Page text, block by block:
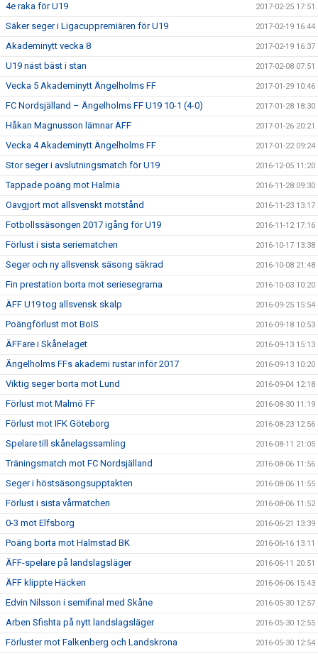
4e raka för U19 2017-02-25 17:51
Säker seger i Ligacuppremiären för U19 2017-02-19 16:44
Akademinytt vecka 8 2017-02-19 16:37
U19 näst bäst i stan 2017-02-08 07:51
Vecka 5 Akademinytt Ängelholms FF 2017-01-29 10:46
FC Nordsjälland – Ängelholms FF U19 10-1 (4-0) 2017-01-28 18:30
Håkan Magnusson lämnar ÄFF 2017-01-26 20:21
Vecka 4 Akademinytt Ängelholms FF 2017-01-22 09:24
Stor seger i avslutningsmatch för U19 2016-12-05 11:20
Tappade poäng mot Halmia 2016-11-28 09:30
Oavgjort mot allsvenskt motstånd 2016-11-23 13:17
Fotbollssäsongen 2017 igång för U19 2016-11-12 17:16
Förlust i sista seriematchen 2016-10-17 13:38
Seger och ny allsvensk säsong säkrad 2016-10-08 21:48
Fin prestation borta mot seriesegrarna 2016-10-03 10:20
ÄFF U19 tog allsvensk skalp 2016-09-25 15:54
Poängförlust mot BoIS 2016-09-18 10:53
ÄFFare i Skånelaget 2016-09-13 15:13
Ängelholms FFs akademi rustar inför 2017 2016-09-13 10:20
Viktig seger borta mot Lund 2016-09-04 12:18
Förlust mot Malmö FF 2016-08-30 11:19
Förlust mot IFK Göteborg 2016-08-23 12:56
Spelare till skånelagssamling 2016-08-11 21:05
Träningsmatch mot FC Nordsjälland 2016-08-06 11:56
Seger i höstsäsongsupptakten 2016-08-06 11:55
Förlust i sista vårmatchen 2016-08-06 11:52
0-3 mot Elfsborg 2016-06-21 13:39
Poäng borta mot Halmstad BK 2016-06-16 13:11
ÄFF-spelare på landslagsläger 2016-06-11 20:51
ÄFF klippte Häcken 2016-06-06 15:43
Edvin Nilsson i semifinal med Skåne 2016-05-30 12:57
Arben Sfishta på nytt landslagsläger 2016-05-30 12:55
Förluster mot Falkenberg och Landskrona 2016-05-30 12:54